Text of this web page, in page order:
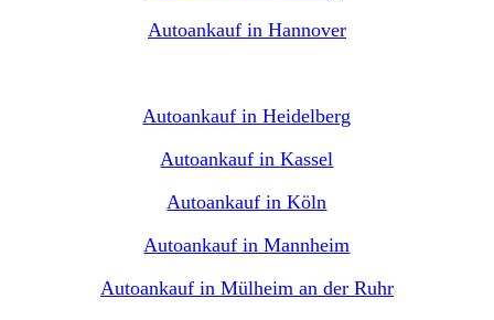
Autoankauf in Hannover
Autoankauf in Heidelberg
Autoankauf in Kassel
Autoankauf in Köln
Autoankauf in Mannheim
Autoankauf in Mülheim an der Ruhr